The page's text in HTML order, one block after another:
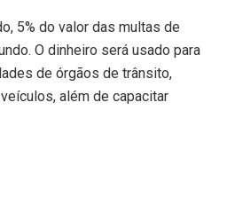
5% do valor das multas de
O dinheiro será usado para
de órgãos de trânsito,
além de capacitar